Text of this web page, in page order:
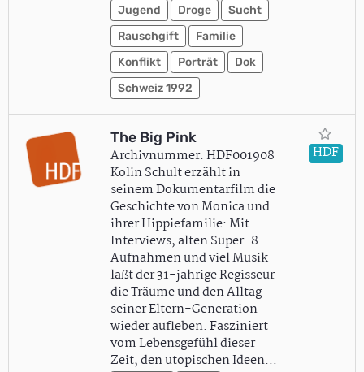
Jugend Droge
Sucht
Rauschgift
Familie
Konflikt
Porträt
Dok
Schweiz 1992
The Big Pink
Archivnummer: HDF001908
Kolin Schult erzählt in
seinem Dokumentarfilm die
Geschichte von Monica und
ihrer Hippiefamilie: Mit
Interviews, alten Super-8-
Aufnahmen und viel Musik
läßt der 31-jährige Regisseur
die Träume und den Alltag
seiner Eltern-Generation
wieder aufleben. Fasziniert
vom Lebensgefühl dieser
Zeit, den utopischen Ideen…
HDF